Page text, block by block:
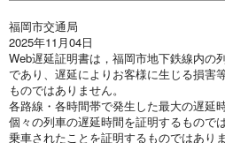
福岡市交通局
2025年11月04日
Web遅延証明書は，福岡市地下鉄線内の
であり、遅延によりお客様に生じる損害
ものではありません。
各路線・各時間帯で発生した最大の遅延
個々の列車の遅延時間を証明するもので
乗車されたことを証明するものではありま